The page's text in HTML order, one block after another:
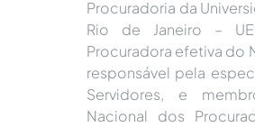
Procuradoria da
Rio de Janeiro –
Procuradora efetiva do
responsável pela
Servidores, e
Nacional dos